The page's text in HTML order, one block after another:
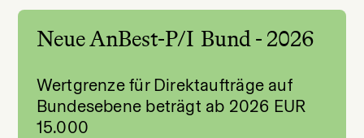
Neue AnBest-P/I Bund - 2026
Wertgrenze für Direktaufträge auf
Bundesebene beträgt ab 2026 EUR
15.000